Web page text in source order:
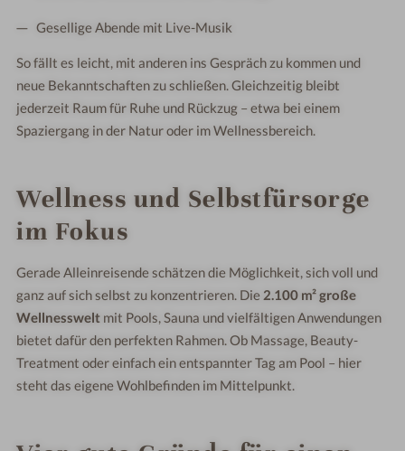
Gesellige Abende mit Live-Musik
So fällt es leicht, mit anderen ins Gespräch zu kommen und
neue Bekanntschaften zu schließen. Gleichzeitig bleibt
jederzeit Raum für Ruhe und Rückzug – etwa bei einem
Spaziergang in der Natur oder im Wellnessbereich.
Wellness und Selbstfürsorge
im Fokus
Gerade Alleinreisende schätzen die Möglichkeit, sich voll und
ganz auf sich selbst zu konzentrieren. Die 2.100 m² große
Wellnesswelt mit Pools, Sauna und vielfältigen Anwendungen
bietet dafür den perfekten Rahmen. Ob Massage, Beauty-
Treatment oder einfach ein entspannter Tag am Pool – hier
steht das eigene Wohlbefinden im Mittelpunkt.